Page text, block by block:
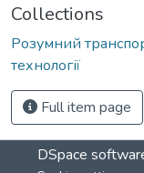
Collections
Розумний
технології
Full item page
DSpace